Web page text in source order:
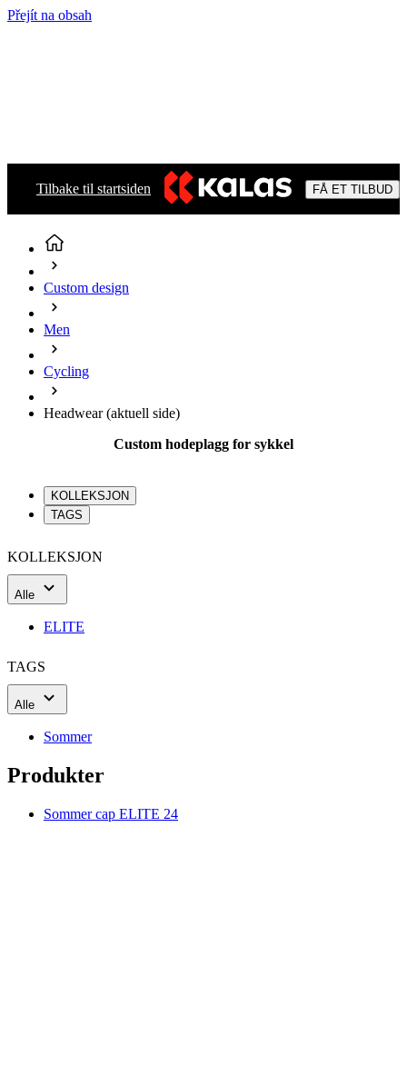
Přejít na obsah
Tilbake til startsiden FÅ ET TILBUD
Custom design
Men
Cycling
Headwear(aktuell side)
Custom hodeplagg for sykkel
KOLLEKSJON
TAGS
KOLLEKSJON
Alle
ELITE
TAGS
Alle
Sommer
Produkter
Sommer cap ELITE 24